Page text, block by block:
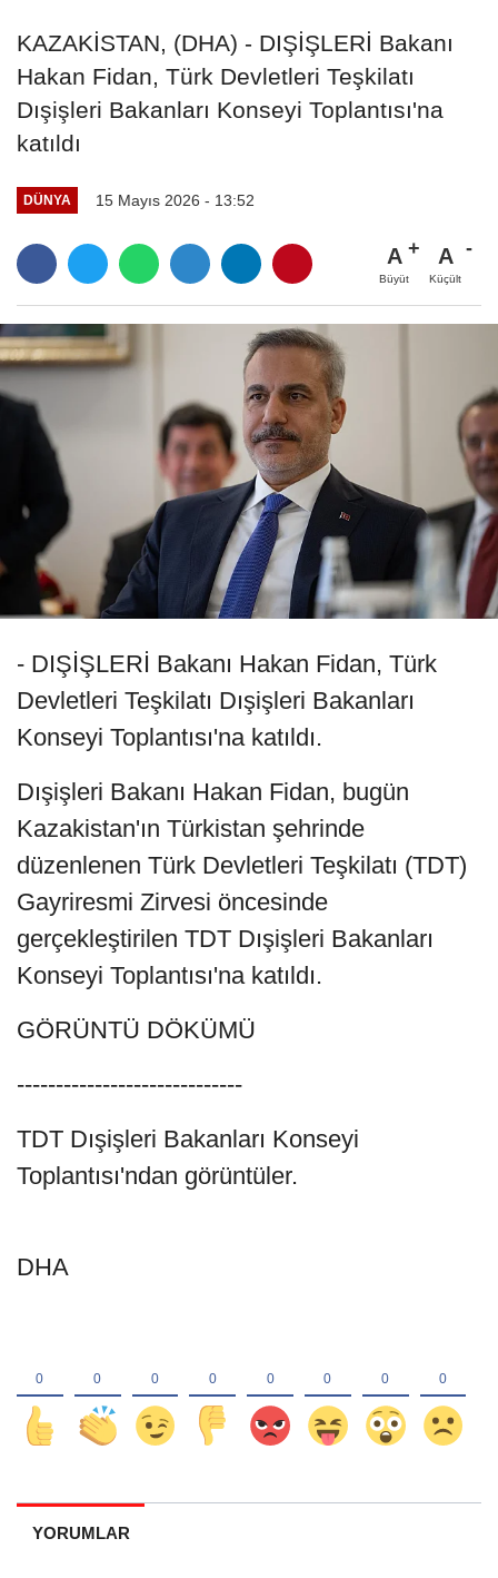
KAZAKİSTAN, (DHA) - DIŞİŞLERİ Bakanı
Hakan Fidan, Türk Devletleri Teşkilatı
Dışişleri Bakanları Konseyi Toplantısı'na
katıldı
DÜNYA 15 Mayıs 2026 - 13:52
A
Büyüt
A
Küçült
- DIŞİŞLERİ Bakanı Hakan Fidan, Türk
Devletleri Teşkilatı Dışişleri Bakanları
Konseyi Toplantısı'na katıldı.
Dışişleri Bakanı Hakan Fidan, bugün
Kazakistan'ın Türkistan şehrinde
düzenlenen Türk Devletleri Teşkilatı (TDT)
Gayriresmi Zirvesi öncesinde
gerçekleştirilen TDT Dışişleri Bakanları
Konseyi Toplantısı'na katıldı.
GÖRÜNTÜ DÖKÜMÜ
-----------------------------
TDT Dışişleri Bakanları Konseyi
Toplantısı'ndan görüntüler.
DHA
YORUMLAR